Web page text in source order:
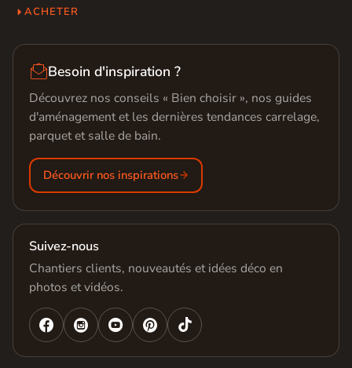
ACHETER
Besoin d'inspiration ?
Découvrez nos conseils « Bien choisir », nos guides
d'aménagement et les dernières tendances carrelage,
parquet et salle de bain.
Découvrir nos inspirations
Suivez-nous
Chantiers clients, nouveautés et idées déco en
photos et vidéos.
   